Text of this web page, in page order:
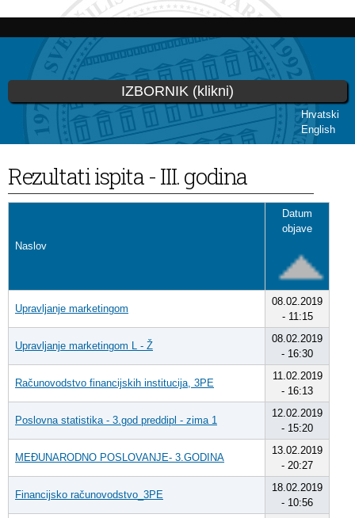
Skoči
glavni
sadržaj
Hrvatski
English
IZBORNIK (klikni)
Vi ste ovdje
Rezultati ispita - III. godina
Naslov
Datum
objave
Upravljanje marketingom
08.02.2019
- 11:15
Upravljanje marketingom L - Ž
08.02.2019
- 16:30
Računovodstvo financijskih institucija, 3PE
11.02.2019
- 16:13
Poslovna statistika - 3.god preddipl - zima 1
12.02.2019
- 15:20
MEĐUNARODNO POSLOVANJE- 3.GODINA
13.02.2019
- 20:27
Financijsko računovodstvo_3PE
18.02.2019
- 10:56